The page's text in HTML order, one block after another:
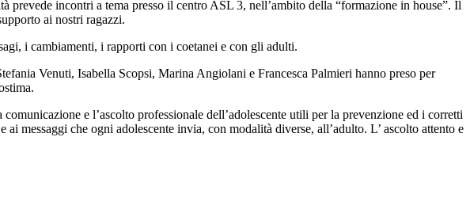
incontri a tema presso il centro ASL 3, nell’ambito della “formazione in house”. Il
ai nostri ragazzi.
i cambiamenti, i rapporti con i coetanei e con gli adulti.
Venuti, Isabella Scopsi, Marina Angiolani e Francesca Palmieri hanno preso per
e l’ascolto professionale dell’adolescente utili per la prevenzione ed i corretti
messaggi che ogni adolescente invia, con modalità diverse, all’adulto. L’ ascolto attento e